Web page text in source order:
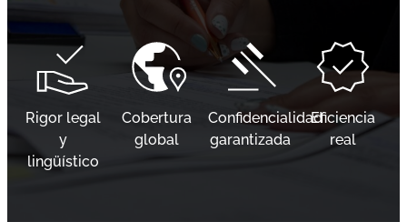
Rigor legal
y
lingüístico
Cobertura
global
Confidencialidad
garantizada
Eficiencia
real